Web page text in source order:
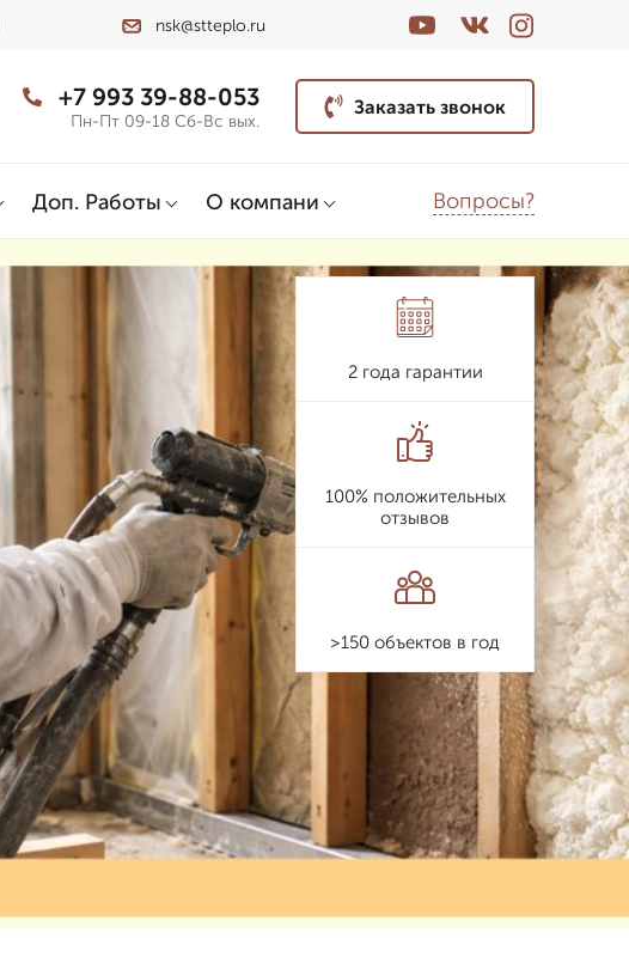
nsk@stteplo.ru
+7 993 39-88-053
Пн-Пт 09-18 Сб-Вс вых.
Заказать звонок
Доп. Работы О компани Вопросы?
2 года гарантии
100% положительных
отзывов
>150 объектов в год